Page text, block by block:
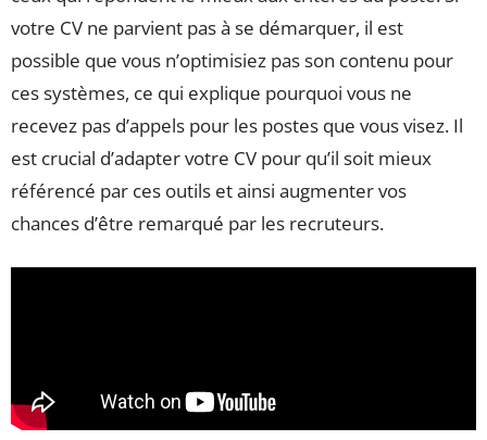
votre CV ne parvient pas à se démarquer, il est
possible que vous n’optimisiez pas son contenu pour
ces systèmes, ce qui explique pourquoi vous ne
recevez pas d’appels pour les postes que vous visez. Il
est crucial d’adapter votre CV pour qu’il soit mieux
référencé par ces outils et ainsi augmenter vos
chances d’être remarqué par les recruteurs.